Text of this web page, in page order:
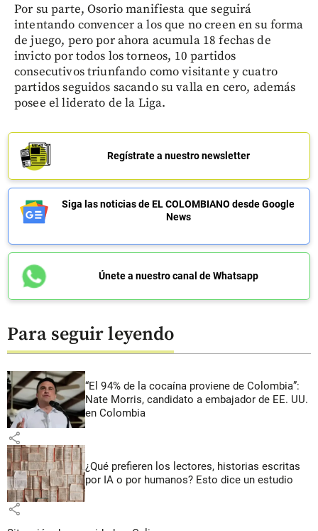
Por su parte, Osorio manifiesta que seguirá
intentando convencer a los que no creen en su forma
de juego, pero por ahora acumula 18 fechas de
invicto por todos los torneos, 10 partidos
consecutivos triunfando como visitante y cuatro
partidos seguidos sacando su valla en cero, además
posee el liderato de la Liga.
Regístrate a nuestro newsletter
Siga las noticias de EL COLOMBIANO desde Google
News
Únete a nuestro canal de Whatsapp
Para seguir leyendo
“El 94% de la cocaína proviene de Colombia”:
Nate Morris, candidato a embajador de EE. UU.
en Colombia
share
¿Qué prefieren los lectores, historias escritas
por IA o por humanos? Esto dice un estudio
share